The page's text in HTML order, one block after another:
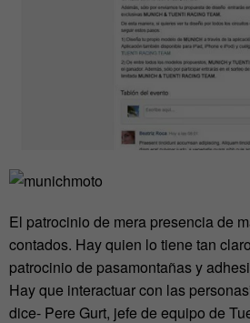
El patrocinio de mera presencia de
contados. Hay quien lo tiene tan
patrocinio de pasamontañas y
Hay que interactuar con las
dice- Pere Gurt, jefe de equipo de